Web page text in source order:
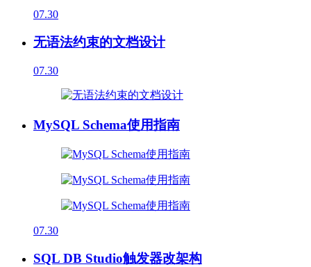
07.30
无语法约束的文档设计
07.30
MySQL Schema使用指南
07.30
SQL DB Studio触发器改架构